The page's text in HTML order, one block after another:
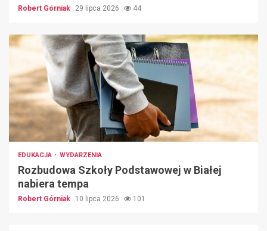
Robert Górniak 29 lipca 2026 44
EDUKACJA WYDARZENIA
Rozbudowa Szkoły Podstawowej w Białej
nabiera tempa
Robert Górniak 10 lipca 2026 101